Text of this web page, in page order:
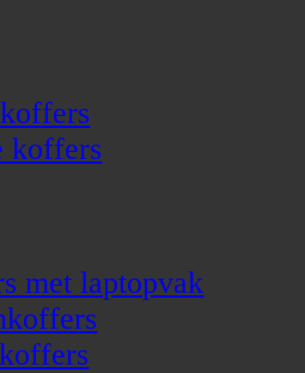
koffers
met laptopvak